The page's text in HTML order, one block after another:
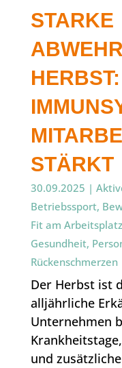
STARKE
STÄRKT
30.09.2025 |
Betriebssport,
Fit am Arbeitsplatz
Gesundheit,
Rückenschmerzen
Der Herbst ist
alljährliche
Unternehmen
und